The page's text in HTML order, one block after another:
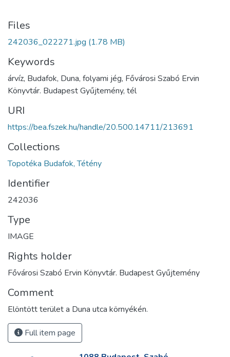
Files
242036_022271.jpg (1.78 MB)
Keywords
árvíz, Budafok, Duna, folyami jég, Fővárosi Szabó Ervin
Könyvtár. Budapest Gyűjtemény, tél
URI
https://bea.fszek.hu/handle/20.500.14711/213691
Collections
Topotéka Budafok, Tétény
Identifier
242036
Type
IMAGE
Rights holder
Fővárosi Szabó Ervin Könyvtár. Budapest Gyűjtemény
Comment
Elöntött terület a Duna utca környékén.
Full item page